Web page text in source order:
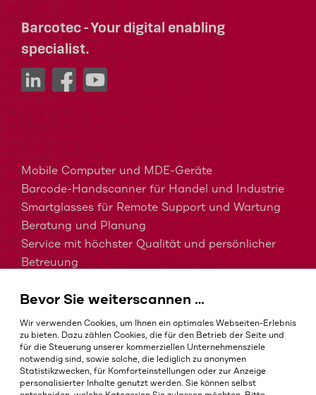
Barcotec - Your digital enabling
specialist.
Mobile Computer und MDE-Geräte
Barcode-Handscanner für Handel und Industrie
Smartglasses für Remote Support und Wartung
Beratung und Planung
Service mit höchster Qualität und persönlicher
Betreuung
Barcodes in der Intralogistik
Barcodes im Gesundheitswesen
IP-Schutzklassen – Welche ist die Richtige?
AGB
Bevor Sie weiterscannen …
Wir verwenden Cookies, um Ihnen ein optimales Webseiten-Erlebnis
zu bieten. Dazu zählen Cookies, die für den Betrieb der Seite und
für die Steuerung unserer kommerziellen Unternehmensziele
notwendig sind, sowie solche, die lediglich zu anonymen
Statistikzwecken, für Komforteinstellungen oder zur Anzeige
personalisierter Inhalte genutzt werden. Sie können selbst